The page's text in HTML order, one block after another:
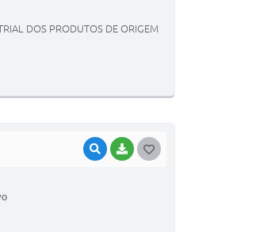
DOS PRODUTOS DE ORIGEM
VISUALIZAR
BAIXAR